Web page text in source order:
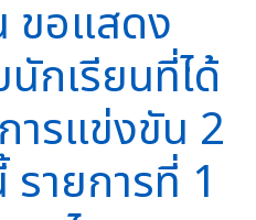
ขอแสดง
กเรียนที่ได้
ารแข่งขัน 2
ายการที่ 1